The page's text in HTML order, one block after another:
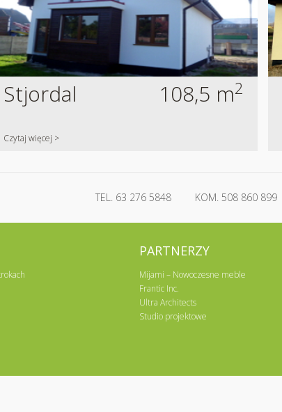
108,5 m2
Stjordal
Czytaj więcej >
TEL. 63 276 5848 KOM. 508 860 899
PARTNERZY
Mijami – Nowoczesne meble
Frantic Inc.
Ultra Architects
Studio projektowe